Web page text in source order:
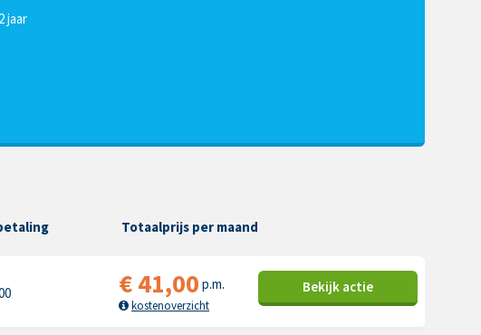
2 jaar
Totaalprijs per maand
€41,00 p.m.
kostenoverzicht
Bekijk actie